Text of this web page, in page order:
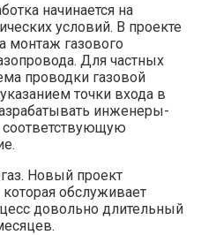
начинается на
условий. В проекте
монтаж газового
Для частных
проводки газовой
точки входа в
инженеры-
Новый проект
которая обслуживает
довольно длительный